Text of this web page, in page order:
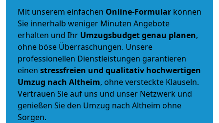
Mit unserem einfachen Online-Formular können
Sie innerhalb weniger Minuten Angebote
erhalten und Ihr Umzugsbudgetgenau planen,
ohne böse Überraschungen. Unsere
professionellen Dienstleistungen garantieren
einen stressfreien und qualitativ hochwertigen
Umzug nach Altheim, ohne versteckte Klauseln.
Vertrauen Sie auf uns und unser Netzwerk und
genießen Sie den Umzug nach Altheim ohne
Sorgen.